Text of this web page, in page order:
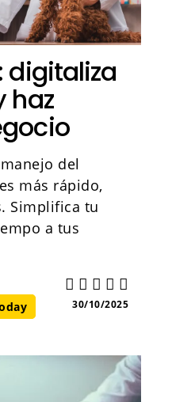
digitaliza
haz
del
más rápido,
Simplifica tu
a tus
30/10/2025